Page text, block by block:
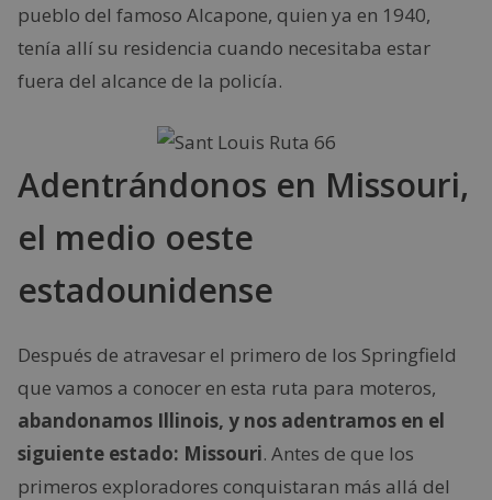
pueblo del famoso Alcapone, quien ya en 1940,
tenía allí su residencia cuando necesitaba estar
fuera del alcance de la policía.
Adentrándonos en Missouri,
el medio oeste
estadounidense
Después de atravesar el primero de los Springfield
que vamos a conocer en esta ruta para moteros,
abandonamos Illinois, y nos adentramos en el
siguiente estado: Missouri. Antes de que los
primeros exploradores conquistaran más allá del